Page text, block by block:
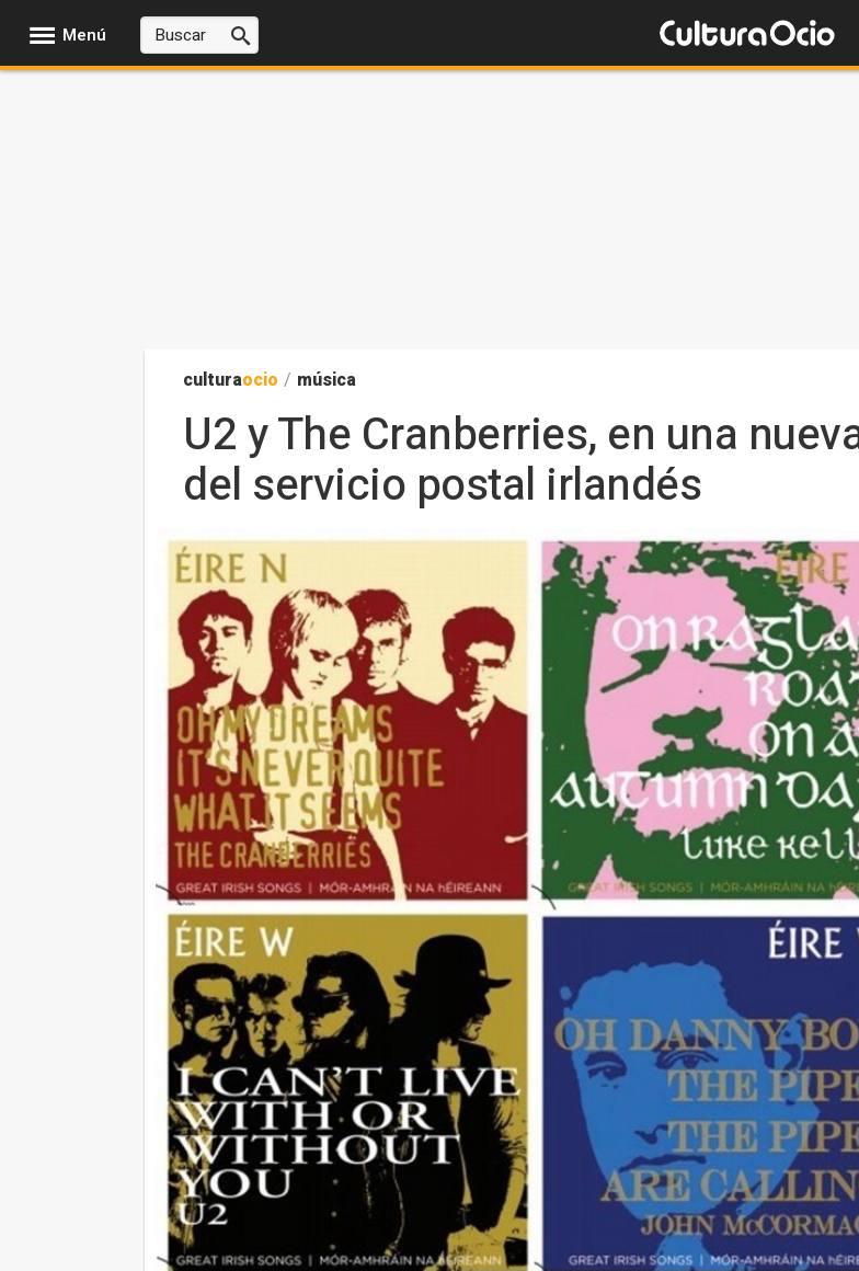
Menú
culturaocio / música
U2 y The Cranberries, en una
del servicio postal irlandés